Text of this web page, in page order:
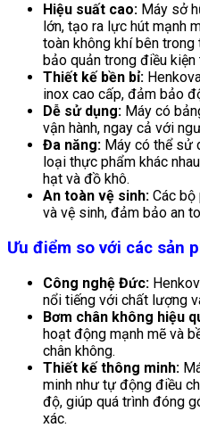
Hiệu suất cao: Máy sở
lớn, tạo ra lực hút mạnh
toàn không khí bên
bảo quản trong điều kiện
Thiết kế bền bỉ:
inox cao cấp, đảm bảo
Dễ sử dụng: Máy có
vận hành, ngay cả với
Đa năng: Máy có thể sử
loại thực phẩm khác
hạt và đồ khô.
An toàn vệ sinh: Các bộ
và vệ sinh, đảm bảo an
Ưu điểm so với các sản
Công nghệ Đức:
nổi tiếng với chất lượng
Bơm chân không hiệu
hoạt động mạnh mẽ và
chân không.
Thiết kế thông minh:
minh như tự động điều
độ, giúp quá trình đóng
xác.